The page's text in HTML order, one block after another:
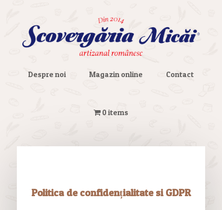
Despre noi Magazin online Contact
0 items
Politica de confidențialitate si GDPR